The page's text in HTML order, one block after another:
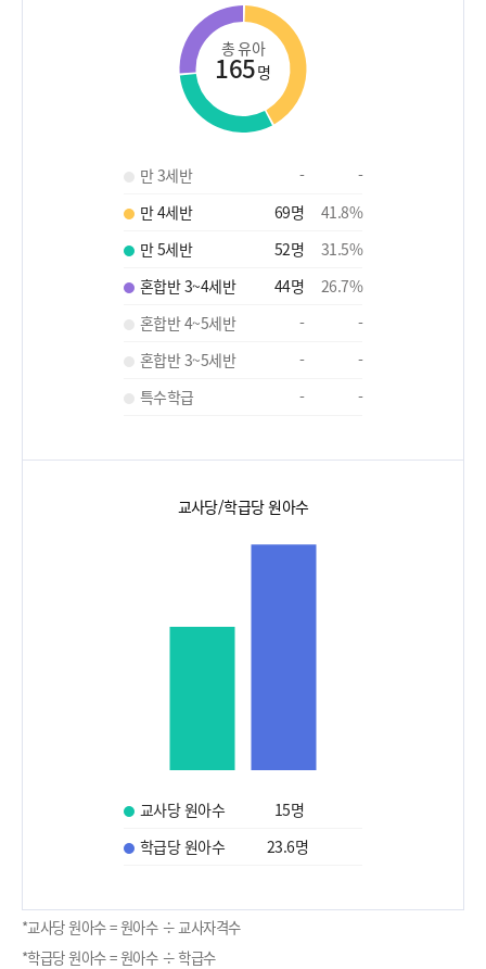
총 유아
165명
만 3세반 -
-
만 4세반
69명 41.8%
만 5세반
52명 31.5%
혼합반 3~4세반
44명 26.7%
혼합반 4~5세반
-
-
혼합반 3~5세반
-
-
특수학급
- -
교사당/학급당 원아수
교사당 원아수 15명
학급당 원아수
23.6명
*교사당 원아수 = 원아수 ÷ 교사자격수
*학급당 원아수 = 원아수 ÷ 학급수